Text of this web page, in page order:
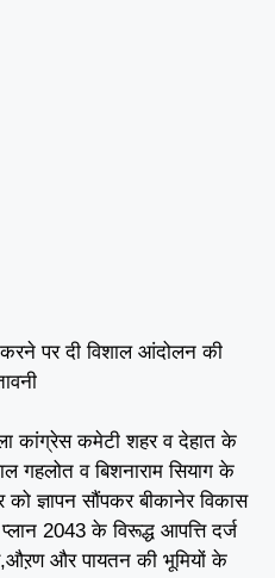
पर दी विशाल आंदोलन की
कांग्रेस कमेटी शहर व देहात के
गहलोत व बिशनाराम सियाग के
ज्ञापन सौंपकर बीकानेर विकास
प्लान 2043 के विरूद्ध आपत्ति दर्ज
और पायतन की भूमियों के